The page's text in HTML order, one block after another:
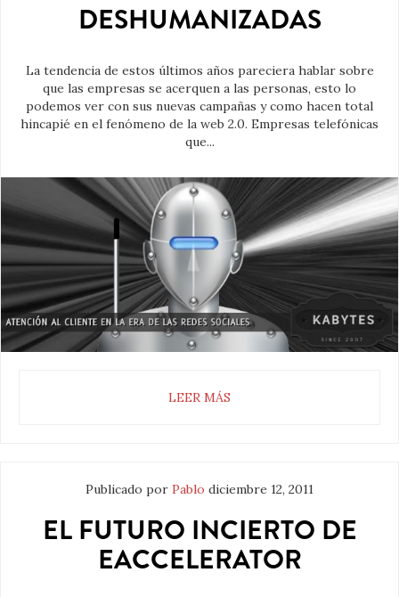
DESHUMANIZADAS
La tendencia de estos últimos años pareciera hablar sobre
que las empresas se acerquen a las personas, esto lo
podemos ver con sus nuevas campañas y como hacen total
hincapié en el fenómeno de la web 2.0. Empresas telefónicas
que...
LEER MÁS
Publicado por Pablo diciembre 12, 2011
EL FUTURO INCIERTO DE
EACCELERATOR